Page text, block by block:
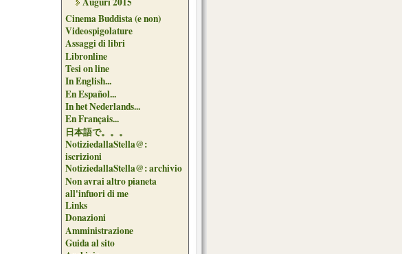
Cinema Buddista (e non)
Videospigolature
Assaggi di libri
Libronline
Tesi on line
In English...
En Español...
In het Nederlands...
En Français...
日本語で。。。
NotiziedallaStella@:
iscrizioni
NotiziedallaStella@: archivio
Non avrai altro pianeta
all'infuori di me
Links
Donazioni
Amministrazione
Guida al sito